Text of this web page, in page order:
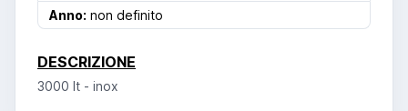
Anno: non definito
DESCRIZIONE
3000 lt - inox